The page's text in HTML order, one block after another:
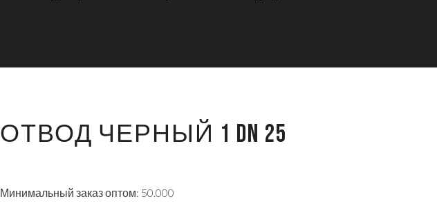
ОТВОД ЧЕРНЫЙ 1 DN 25
Минимальный заказ оптом: 50.000